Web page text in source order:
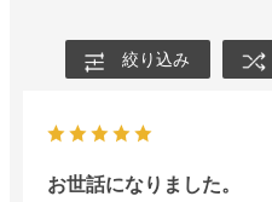
絞り込み
お世話になりました。